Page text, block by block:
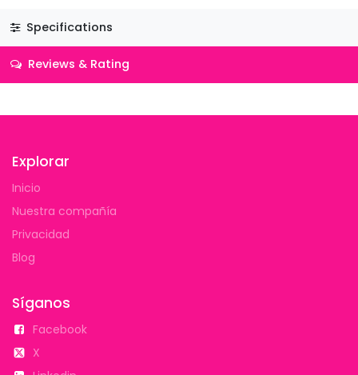
Specifications
Reviews & Rating
Explorar
Inicio
Nuestra compañía
Privacidad
Blog
Síganos
Facebook
X